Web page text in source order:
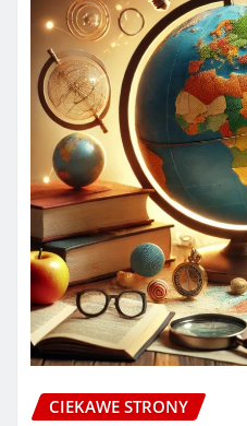
CIEKAWE STRONY